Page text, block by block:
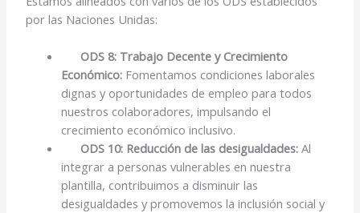
por las Naciones Unidas:
ODS 8: Trabajo Decente y Crecimiento
Económico: Fomentamos condiciones laborales
dignas y oportunidades de empleo para todos
nuestros colaboradores, impulsando el
crecimiento económico inclusivo.
ODS 10: Reducción de las desigualdades: Al
integrar a personas vulnerables en nuestra
plantilla, contribuimos a disminuir las
desigualdades y promovemos la inclusión social y